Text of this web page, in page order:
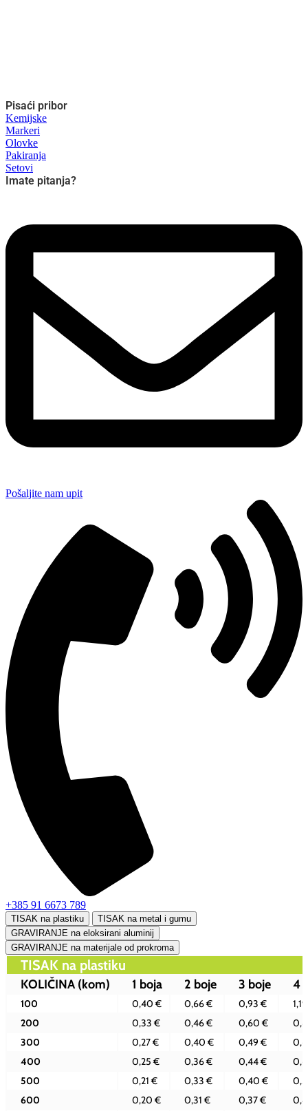
Pisaći pribor
Kemijske
Markeri
Olovke
Pakiranja
Setovi
Imate pitanja?
Pošaljite nam upit
+385 91 6673 789
TISAK na plastiku
TISAK na metal i gumu
GRAVIRANJE na eloksirani aluminij
GRAVIRANJE na materijale od prokroma
TISAK na plastiku
KOLIČINA (kom) 1 boja 2 boje 3 boje 4
100 0,40 € 0,66 € 0,93 €
200
0,33 € 0,46 € 0,60 €
300
0,27 € 0,40 € 0,49 €
400
0,25 € 0,36 € 0,44 €
500
0,21 € 0,33 € 0,40 €
600
0,20 € 0,31 € 0,37 €